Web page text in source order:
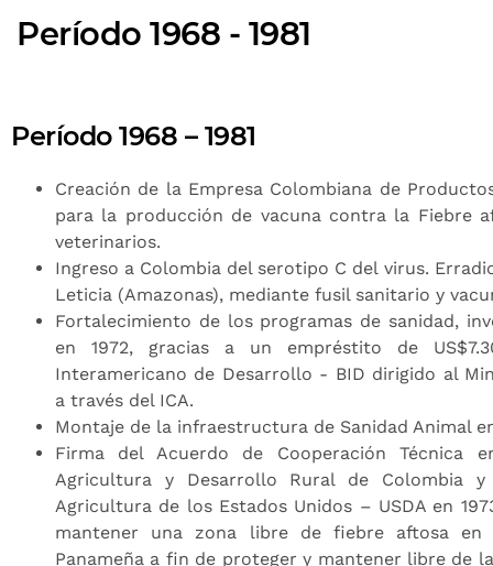
Período 1968 - 1981
Período 1968 – 1981
Creación de la Empresa Colombiana de
para la producción de vacuna contra la Fiebre
veterinarios.
Ingreso a Colombia del serotipo C del virus.
Leticia (Amazonas), mediante fusil sanitario y
Fortalecimiento de los programas de sanidad,
en 1972, gracias a un empréstito de
Interamericano de Desarrollo - BID dirigido al
a través del ICA.
Montaje de la infraestructura de Sanidad Animal
Firma del Acuerdo de Cooperación Técnica
Agricultura y Desarrollo Rural de Colombia
Agricultura de los Estados Unidos – USDA en
mantener una zona libre de fiebre aftosa en
Panameña a fin de proteger y mantener libre de